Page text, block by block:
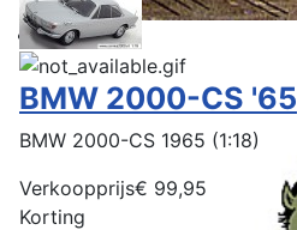
BMW 2000-CS '65
BMW 2000-CS 1965 (1:18)
Verkoopprijs€ 99,95
Korting